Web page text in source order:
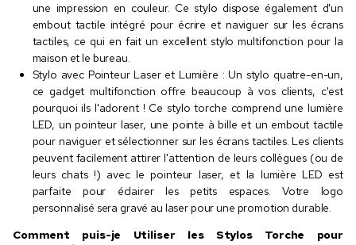
une impression en couleur. Ce stylo dispose également d'un
embout tactile intégré pour écrire et naviguer sur les écrans
tactiles, ce qui en fait un excellent stylo multifonction pour la
maison et le bureau.
Stylo avec Pointeur Laser et Lumière : Un stylo quatre-en-un,
ce gadget multifonction offre beaucoup à vos clients, c'est
pourquoi ils l'adorent ! Ce stylo torche comprend une lumière
LED, un pointeur laser, une pointe à bille et un embout tactile
pour naviguer et sélectionner sur les écrans tactiles. Les clients
peuvent facilement attirer l'attention de leurs collègues (ou de
leurs chats !) avec le pointeur laser, et la lumière LED est
parfaite pour éclairer les petits espaces. Votre logo
personnalisé sera gravé au laser pour une promotion durable.
Comment puis-je Utiliser les Stylos Torche pour